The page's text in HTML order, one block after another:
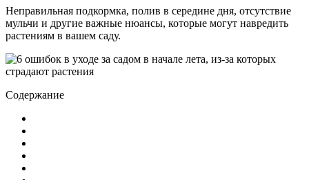
Неправильная подкормка, полив в середине дня, отсутствие
мульчи и другие важные нюансы, которые могут навредить
растениям в вашем саду.
Содержание